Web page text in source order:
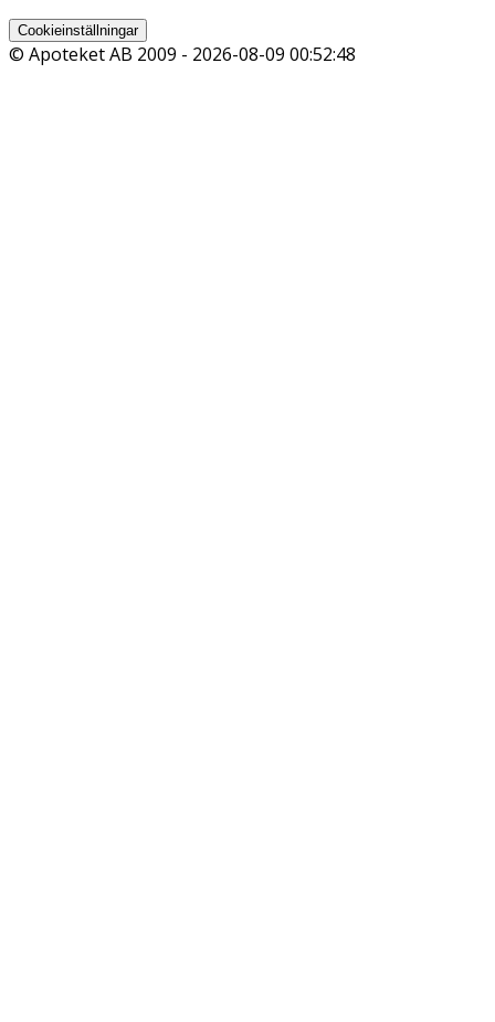
Cookieinställningar
© Apoteket AB 2009 - 2026-08-09 00:52:48